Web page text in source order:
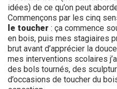
idées) de ce qu’on peut
Commençons par les cinq
le toucher : ça commence
en bois, puis mes stagiaires
brut avant d’apprécier la
mes interventions scolaires
des bols tournés, des
d’occasions de toucher du